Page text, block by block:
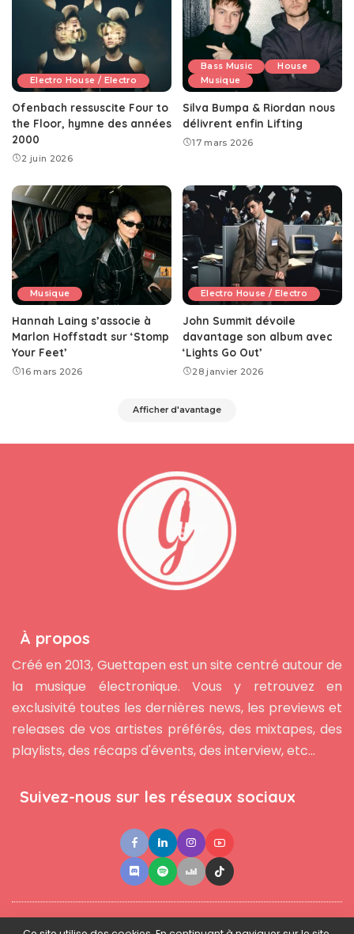
Electro House / Electro
Ofenbach ressuscite Four to
the Floor, hymne des années
2000
2 juin 2026
Bass Music
House
Musique
Silva Bumpa & Riordan nous
délivrent enfin Lifting
17 mars 2026
Musique
Hannah Laing s’associe à
Marlon Hoffstadt sur ‘Stomp
Your Feet’
16 mars 2026
Electro House / Electro
John Summit dévoile
davantage son album avec
‘Lights Go Out’
28 janvier 2026
Afficher d'avantage
À propos
Créé en 2013, Guettapen est un site centré autour de
la musique électronique. Vous y retrouvez en
exclusivité toutes les dernières news, les previews et
releases de vos artistes préférés, des mixtapes, des
playlists, des récaps d'évents, des interview, etc...
Suivez-nous sur les réseaux sociaux
Contact ●Newsletter ● L'équipe ● Mentions légales